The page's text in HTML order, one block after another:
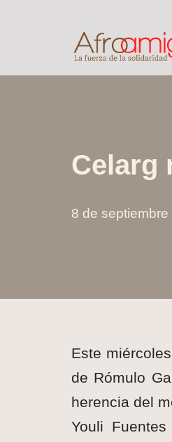
Celarg
8 de
Este
de Rómulo
herencia del
Youli